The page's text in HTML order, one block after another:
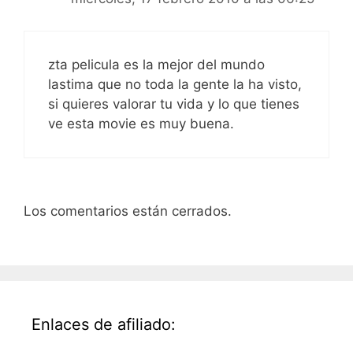
zta pelicula es la mejor del mundo
lastima que no toda la gente la ha visto,
si quieres valorar tu vida y lo que tienes
ve esta movie es muy buena.
Los comentarios están cerrados.
Enlaces de afiliado: